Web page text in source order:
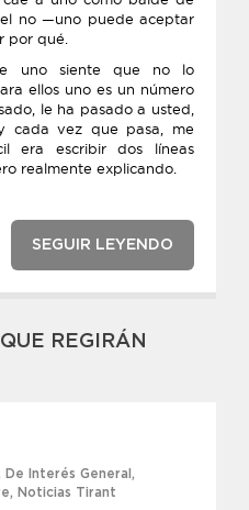
no —uno puede aceptar
por qué.
uno siente que no lo
ellos uno es un número
le ha pasado a usted,
cada vez que pasa, me
era escribir dos líneas
realmente explicando.
SEGUIR LEYENDO
REGIRÁN
De Interés General ,
, Noticias Tirant